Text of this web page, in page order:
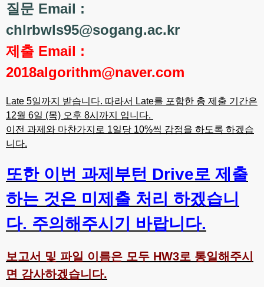
질문 Email :
chlrbwls95@sogang.ac.kr
제출 Email :
2018algorithm@naver.com
Late 5일까지 받습니다. 따라서 Late를 포함한 총 제출 기간은
12월 6일 (목) 오후 8시까지 입니다.
이전 과제와 마찬가지로 1일당 10%씩 감점을 하도록 하겠습
니다.
또한 이번 과제부턴 Drive로 제출
하는 것은 미제출 처리 하겠습니
다. 주의해주시기 바랍니다.
보고서 및 파일 이름은 모두 HW3로 통일해주시
면 감사하겠습니다.